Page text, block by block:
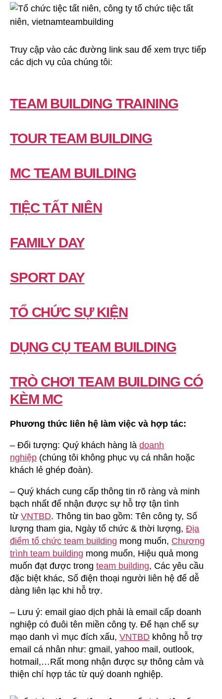
Truy cập vào các đường link sau để xem trực tiếp
các dịch vụ của chúng tôi:
TEAM BUILDING TRAINING
TOUR TEAM BUILDING
MC TEAM BUILDING
TIỆC TẤT NIÊN
FAMILY DAY
SPORT DAY
TỔ CHỨC SỰ KIỆN
DỤNG CỤ TEAM BUILDING
TRÒ CHƠI TEAM BUILDING CÓ
KÈM MC
Phương thức liên hệ làm việc và hợp tác:
– Đối tượng: Quý khách hàng là doanh
nghiệp (chúng tôi không phục vụ cá nhân hoặc
khách lẻ ghép đoàn).
– Quý khách cung cấp thông tin rõ ràng và minh
bạch nhất để nhận được sự hỗ trợ tận tình
từ VNTBD. Thông tin bao gồm: Tên công ty, Số
lượng tham gia, Ngày tổ chức & thời lượng, Địa
điểm tổ chức team building mong muốn, Chương
trình team building mong muốn, Hiệu quả mong
muốn đạt được trong team building, Các yêu cầu
đặc biệt khác, Số điện thoại người liên hệ để dễ
dàng liên lạc khi hỗ trợ.
– Lưu ý: email giao dịch phải là email cấp doanh
nghiệp có đuôi tên miền công ty. Để hạn chế sự
mạo danh vì mục đích xấu, VNTBD không hỗ trợ
email cá nhân như: gmail, yahoo mail, outlook,
hotmail,…Rất mong nhận được sự thông cảm và
thiện chí hợp tác từ quý doanh nghiệp.